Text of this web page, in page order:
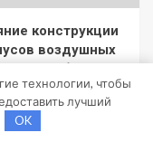
конструкции
воздушных
грубой и
очистки
на
двигателя
технологии, чтобы
лучший
OK